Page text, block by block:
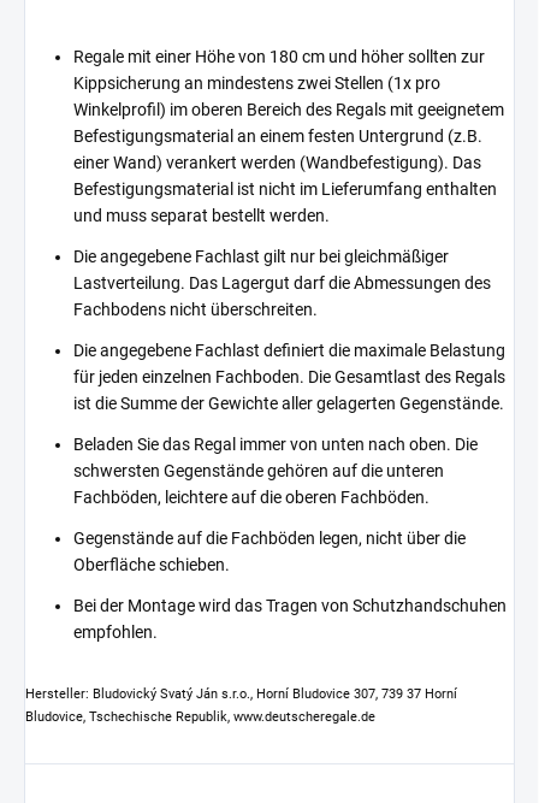
Regale mit einer Höhe von 180 cm und höher sollten zur
Kippsicherung an mindestens zwei Stellen (1x pro
Winkelprofil) im oberen Bereich des Regals mit geeignetem
Befestigungsmaterial an einem festen Untergrund (z.B.
einer Wand) verankert werden (Wandbefestigung). Das
Befestigungsmaterial ist nicht im Lieferumfang enthalten
und muss separat bestellt werden.
Die angegebene Fachlast gilt nur bei gleichmäßiger
Lastverteilung. Das Lagergut darf die Abmessungen des
Fachbodens nicht überschreiten.
Die angegebene Fachlast definiert die maximale Belastung
für jeden einzelnen Fachboden. Die Gesamtlast des Regals
ist die Summe der Gewichte aller gelagerten Gegenstände.
Beladen Sie das Regal immer von unten nach oben. Die
schwersten Gegenstände gehören auf die unteren
Fachböden, leichtere auf die oberen Fachböden.
Gegenstände auf die Fachböden legen, nicht über die
Oberfläche schieben.
Bei der Montage wird das Tragen von Schutzhandschuhen
empfohlen.
Hersteller: Bludovický Svatý Ján s.r.o., Horní Bludovice 307, 739 37 Horní
Bludovice, Tschechische Republik, www.deutscheregale.de